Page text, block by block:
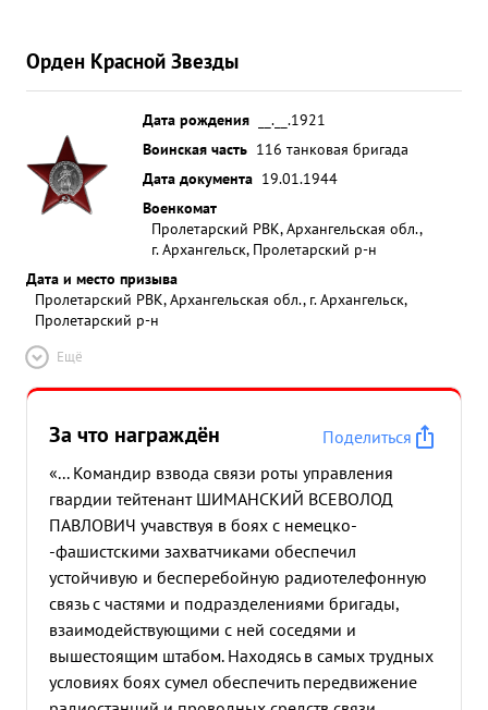
Орден Красной Звезды
Дата рождения
__.__.1921
Воинская часть 116 танковая бригада
Дата документа 19.01.1944
Военкомат
Пролетарский РВК, Архангельская обл.,
г. Архангельск, Пролетарский р-н
Дата и место призыва
Пролетарский РВК, Архангельская обл., г. Архангельск,
Пролетарский р-н
Ещё
За что награждён
Поделиться
«... Командир взвода связи роты управления
гвардии тейтенант ШИМАНСКИЙ ВСЕВОЛОД
ПАВЛОВИЧ учавствуя в боях с немецко-
-фашистскими захватчиками обеспечил
устойчивую и бесперебойную радиотелефонную
связь с частями и подразделениями бригады,
взаимодействующими с ней соседями и
вышестоящим штабом. Находясь в самых трудных
условиях боях сумел обеспечить передвижение